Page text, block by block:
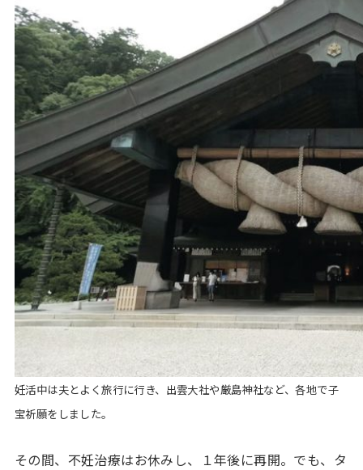
妊活中は夫とよく旅行に行き、出雲大社や厳島神社など、各地で子
宝祈願をしました。
その間、不妊治療はお休みし、１年後に再開。でも、タ